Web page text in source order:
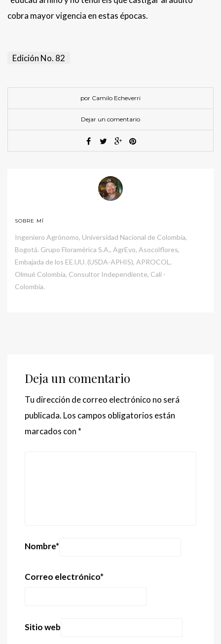
cobra mayor vigencia en estas épocas.
Edición No. 82
por Camilo Echeverri
Dejar un comentario
SOBRE MÍ
Ingeniero Agrónomo, Universidad Nacional de Colombia,
Bogotá. Grupo Floramérica S.A., AgrEvo, Asocolflores,
Embajada de los EE.UU. (USDA-APHIS), APROCOL,
Olmué Colombia, Consultor Independiente, Cali -
Colombia.
Deja un comentario
Tu dirección de correo electrónico no será
publicada. Los campos obligatorios están
marcados con *
Nombre*
Correo electrónico*
Sitio web